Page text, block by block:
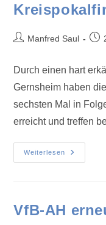
Manfred Saul
Durch einen hart
Gernsheim haben
sechsten Mal in
erreicht und treffen
Weiterlesen
VfB-AH